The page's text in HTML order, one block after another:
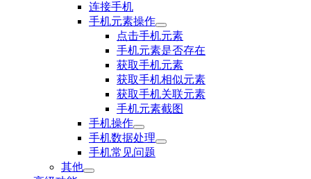
连接手机
手机元素操作
点击手机元素
手机元素是否存在
获取手机元素
获取手机相似元素
获取手机关联元素
手机元素截图
手机操作
手机数据处理
手机常见问题
其他